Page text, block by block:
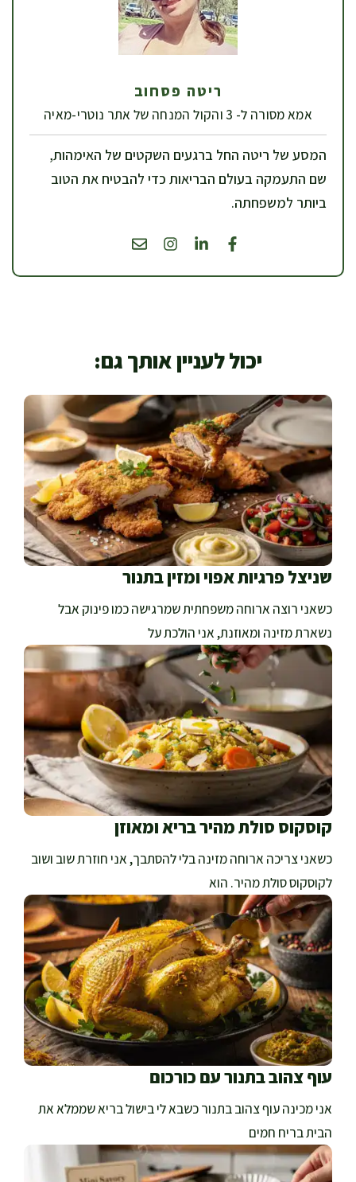
ריטה פסחוב
אמא מסורה ל- 3 והקול המנחה של אתר נוטרי-מאיה
המסע של ריטה החל ברגעים השקטים של האימהות,
שם התעמקה בעולם הבריאות כדי להבטיח את הטוב
ביותר למשפחתה.
יכול לעניין אותך גם:
שניצל פרגיות אפוי ומזין בתנור
כשאני רוצה ארוחה משפחתית שמרגישה כמו פינוק אבל
נשארת מזינה ומאוזנת, אני הולכת על
קוסקוס סולת מהיר בריא ומאוזן
כשאני צריכה ארוחה מזינה בלי להסתבך, אני חוזרת שוב ושוב
לקוסקוס סולת מהיר. הוא
עוף צהוב בתנור עם כורכום
אני מכינה עוף צהוב בתנור כשבא לי בישול בריא שממלא את
הבית בריח חמים